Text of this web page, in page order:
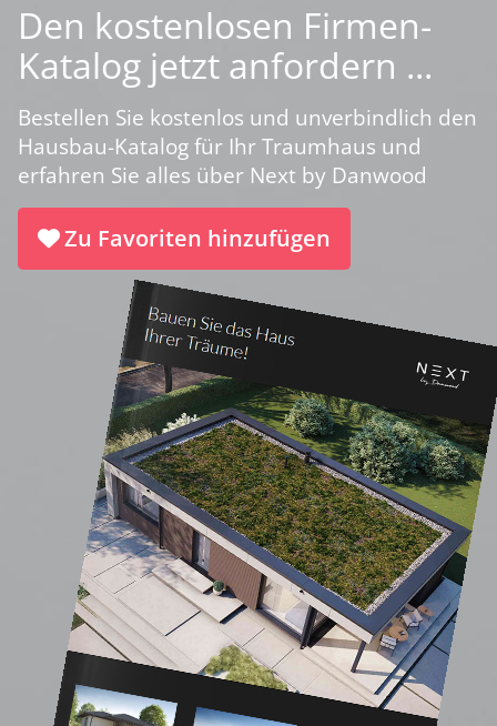
Den kostenlosen Firmen-
Katalog jetzt anfordern ...
Bestellen Sie kostenlos und unverbindlich den
Hausbau-Katalog für Ihr Traumhaus und
erfahren Sie alles über Next by Danwood
Zu Favoriten hinzufügen